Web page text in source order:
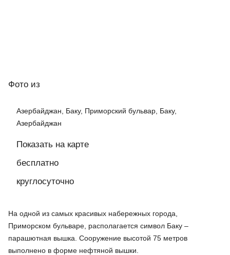
Фото из
Азербайджан, Баку, Приморский бульвар, Баку,
Азербайджан
Показать на карте
бесплатно
круглосуточно
На одной из самых красивых набережных города,
Приморском бульваре, располагается символ Баку –
парашютная вышка. Сооружение высотой 75 метров
выполнено в форме нефтяной вышки.